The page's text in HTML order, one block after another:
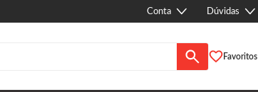
Conta Dúvidas
Favoritos